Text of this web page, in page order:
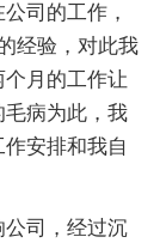
司的工作，
经验，对此我
月的工作让
病为此，我
安排和我自
司，经过沉